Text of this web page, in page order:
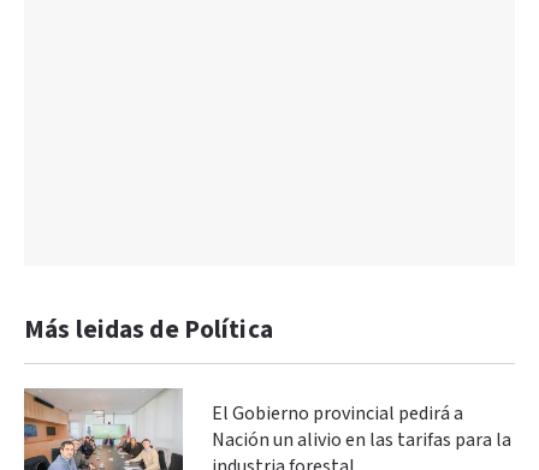
Más leidas de Política
El Gobierno provincial pedirá a
Nación un alivio en las tarifas para la